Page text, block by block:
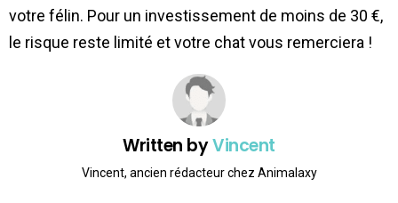
votre félin. Pour un investissement de moins de 30 €,
le risque reste limité et votre chat vous remerciera !
Written byVincent
Vincent, ancien rédacteur chez Animalaxy